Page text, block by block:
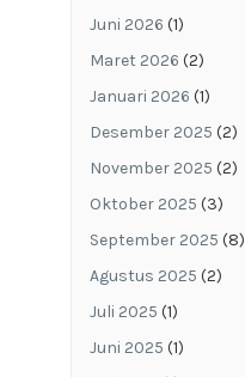
Juni 2026 (1)
Maret 2026 (2)
Januari 2026 (1)
Desember 2025 (2)
November 2025 (2)
Oktober 2025 (3)
September 2025 (8)
Agustus 2025 (2)
Juli 2025 (1)
Juni 2025 (1)